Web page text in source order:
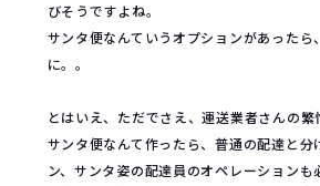
びそうですよね。
サンタ便なんていうオプションがあったら
に。。
とはいえ、ただでさえ、運送業者さんの繁
サンタ便なんて作ったら、普通の配達と分
ン、サンタ姿の配達員のオペレーションも